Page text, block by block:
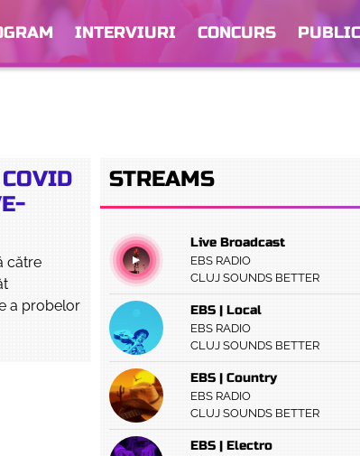
INTERVIURI CONCURS
către
a probelor
STREAMS
Live Broadcast
EBS RADIO
CLUJ SOUNDS BETTER
EBS | Local
EBS RADIO
CLUJ SOUNDS BETTER
EBS | Country
EBS RADIO
CLUJ SOUNDS BETTER
EBS | Electro